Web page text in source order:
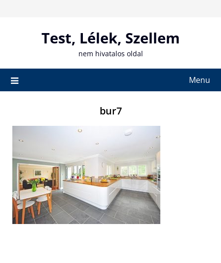
Test, Lélek, Szellem
nem hivatalos oldal
Menu
bur7